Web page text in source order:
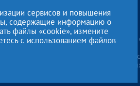
сб, вс— выходные
Продолжая использовать данный
, в
на условиях и для целей,
сервисов и повышения
содержащие информацию о
файлы «cookie», измените
с использованием файлов